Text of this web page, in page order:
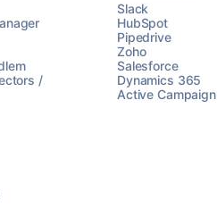
/
Slack
HubSpot
Pipedrive
Zoho
Salesforce
Dynamics 365
Active Campaign